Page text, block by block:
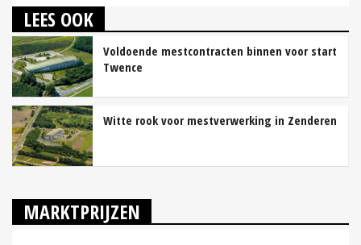
LEES OOK
Voldoende mestcontracten binnen voor start
Twence
Witte rook voor mestverwerking in Zenderen
MARKTPRIJZEN